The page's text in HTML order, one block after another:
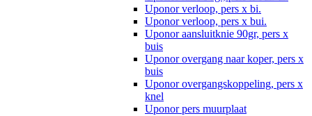
Uponor verloop, pers x bi.
Uponor verloop, pers x bui.
Uponor aansluitknie 90gr, pers x
buis
Uponor overgang naar koper, pers x
buis
Uponor overgangskoppeling, pers x
knel
Uponor pers muurplaat